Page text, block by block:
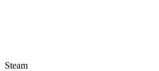
Steam